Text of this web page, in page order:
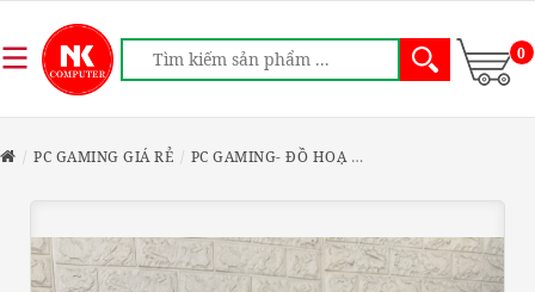
0
PC GAMING GIÁ RẺ PC GAMING- ĐỒ HOẠ